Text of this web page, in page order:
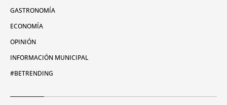
GASTRONOMÍA
ECONOMÍA
OPINIÓN
INFORMACIÓN MUNICIPAL
#BETRENDING